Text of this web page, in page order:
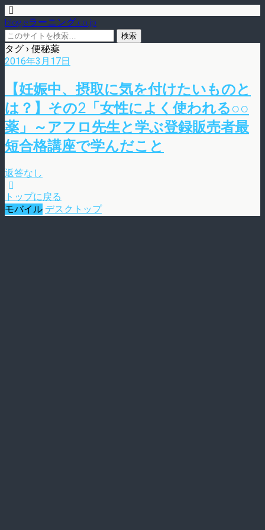
blog.eラーニング.co.jp
タグ › 便秘薬
2016年3月17日
【妊娠中、摂取に気を付けたいものと
は？】その2「女性によく使われる○○
薬」～アフロ先生と学ぶ登録販売者最
短合格講座で学んだこと
返答なし
トップに戻る
モバイル デスクトップ